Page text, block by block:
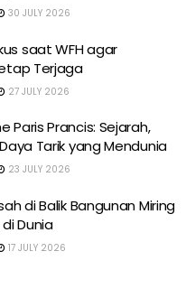
30 JULY 2026
saat WFH agar
Terjaga
27 JULY 2026
Paris Prancis: Sejarah,
Tarik yang Mendunia
23 JULY 2026
di Balik Bangunan Miring
Dunia
17 JULY 2026